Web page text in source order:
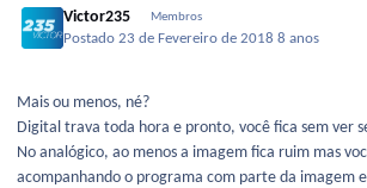
Victor235 Membros
Postado23 de Fevereiro de 20188 anos
Mais ou menos, né?
Digital trava toda hora e pronto, você fica sem ver
No analógico, ao menos a imagem fica ruim mas
acompanhando o programa com parte da imagem